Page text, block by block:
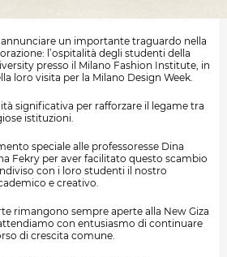
un importante traguardo nella
l’ospitalità degli studenti della
presso il Milano Fashion Institute, in
loro visita per la Milano Design Week.
significativa per rafforzare il legame tra
istituzioni.
speciale alle professoresse Dina
Fekry per aver facilitato questo scambio
con i loro studenti il nostro
e creativo.
rimangono sempre aperte alla New Giza
con entusiasmo di continuare
di crescita comune.